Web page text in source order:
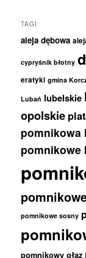
TAGI
aleja dębowa
cypryśnik błotny
eratyki gmina
Lubań lubelskie
opolskie
pomnikowa
pomnikowe
pomnikowe sosny
pomnikowy głaz